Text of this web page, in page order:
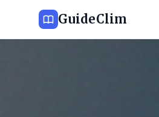
GuideClim